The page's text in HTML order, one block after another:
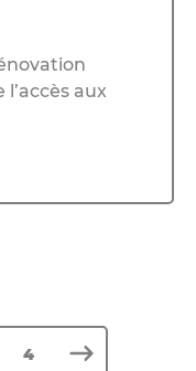
aux
4 Suivant